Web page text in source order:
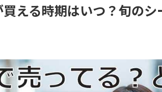
える時期はいつ？旬のシ